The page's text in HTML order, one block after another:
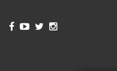
   